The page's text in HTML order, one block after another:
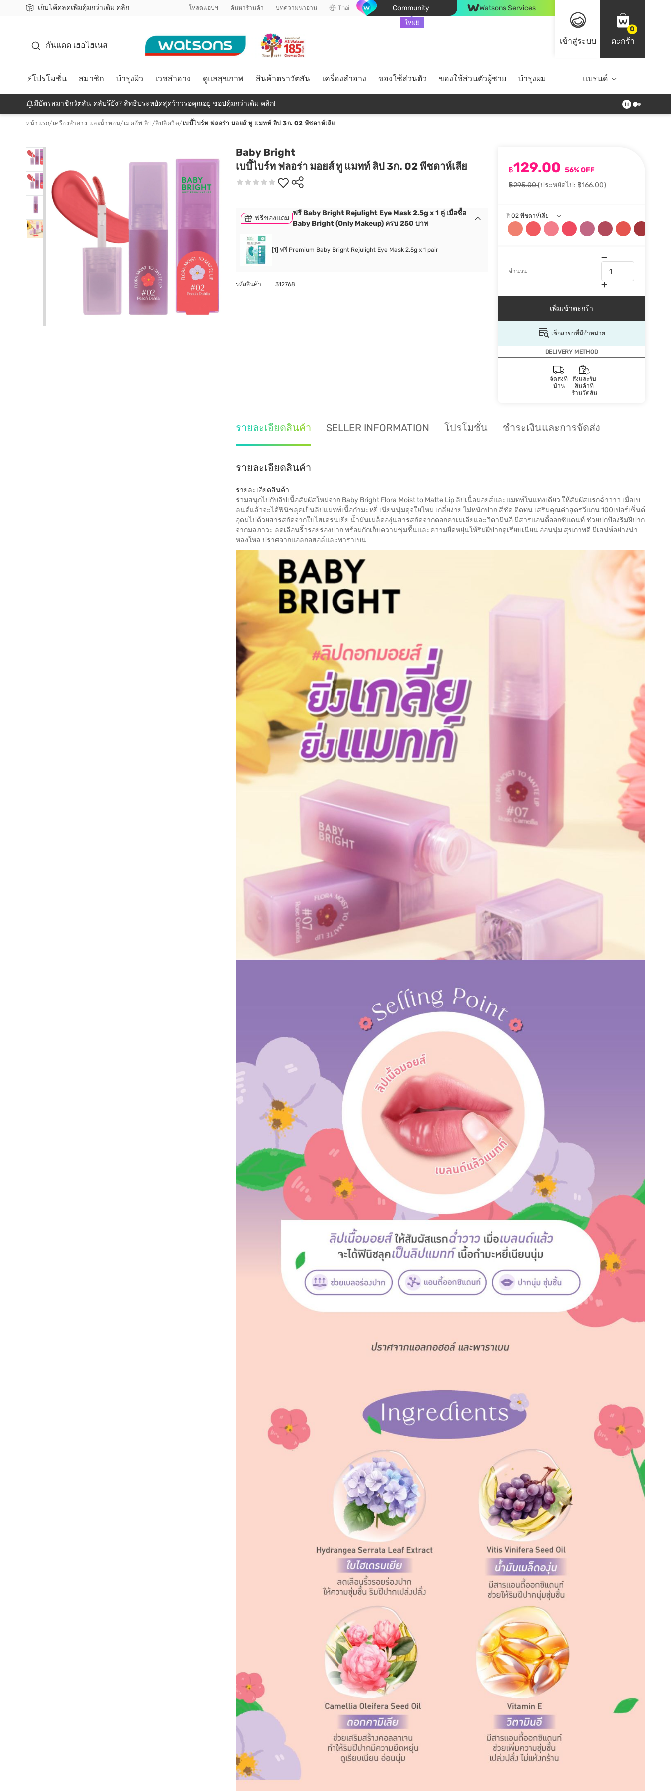
เก็บโค้ดลดเพิ่มคุ้มกว่าเดิม คลิก
ชอปออนไลน์ครั้งแรก ลดเพิ่มจุก ๆ 10%! 🎉
📦ส่งฟรี! เมื่อชอป 499฿
สมาชิกวัตสัน คลับดียังไง? โหลดแอปฯ ค้นหาร้านค้า บทความน่าอ่าน Thai Community
ใหม่!!
Watsons Services
เข้าสู่ระบบ
0
ตะกร้า
กันแดด เฮอไฮเนส
⚡โปรโมชั่น สมาชิก บำรุงผิว เวชสำอาง ดูแลสุขภาพ สินค้าตราวัตสัน เครื่องสำอาง ของใช้ส่วนตัว ของใช้ส่วนตัวผู้ชาย บำรุงผม ไลฟ์สไตล์ Top Brands
แบรนด์
มีบัตรสมาชิกวัตสัน คลับรึยัง? สิทธิประหยัดสุดว้าวรอคุณอยู่ ชอปคุ้มกว่าเดิม คลิก!
หน้าแรก/ เครื่องสำอาง และน้ำหอม/ เมคอัพ ลิป /ลิปลิควิด/ เบบี้ไบร์ท ฟลอร่า มอยส์ ทู แมทท์ ลิป 3ก. 02 พีชดาห์เลีย
Baby Bright
เบบี้ไบร์ท ฟลอร่า มอยส์ ทู แมทท์ ลิป 3ก. 02 พีชดาห์เลีย
฿129.00 56% OFF
฿295.00(ประหยัดไป: ฿166.00)
สี 02 พีชดาห์เลีย
จำนวน
เพิ่มเข้าตะกร้า
เช็กสาขาที่มีจำหน่าย
DELIVERY METHOD
จัดส่งที่
บ้าน
สั่งและรับ
สินค้าที่
ร้านวัตสัน
ฟรีของแถม
ฟรี Baby Bright Rejulight Eye Mask 2.5g x 1 คู่ เมื่อซื้อ
Baby Bright (Only Makeup) ครบ 250 บาท
[1] ฟรี Premium Baby Bright Rejulight Eye Mask 2.5g x 1 pair
รหัสสินค้า 312768
รายละเอียดสินค้า SELLER INFORMATION โปรโมชั่น ชำระเงินและการจัดส่ง
รายละเอียดสินค้า
รายละเอียดสินค้า
ร่วมสนุกไปกับลิปเนื้อสัมผัสใหม่จาก Baby Bright Flora Moist to Matte Lip ลิปเนื้อมอยส์และแมทท์ในแท่งเดียว ให้สัมผัสแรกฉ่ำวาว เมื่อเบ
ลนด์แล้วจะได้ฟินิชลุคเป็นลิปแมทท์เนื้อกำมะหยี่ เนียนนุ่มดุจใยไหม เกลี่ยง่าย ไม่หนักปาก สีชัด ติดทน เสริมคุณค่าสูตรวีแกน 100เปอร์เซ็นต์
อุดมไปด้วยสารสกัดจากใบไฮเดรนเยีย น้ำมันเมล็ดองุ่นสารสกัดจากดอกคาเมเลียและวิตามินอี มีสารแอนตี้ออกซิแดนท์ ช่วยปกป้องริมฝีปาก
จากมลภาวะ ลดเลือนริ้วรอยร่องปาก พร้อมกักเก็บความชุ่มชื้นและความยืดหยุ่นให้ริมฝีปากดูเรียบเนียน อ่อนนุ่ม สุขภาพดี มีเสน่ห์อย่างน่า
หลงใหล ปราศจากแอลกอฮอล์และพาราเบน